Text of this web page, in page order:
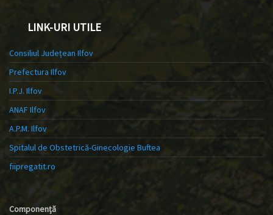
LINK-URI UTILE
Consiliul Județean Ilfov
Prefectura Ilfov
I.P.J. Ilfov
ANAF Ilfov
A.P.M. Ilfov
Spitalul de Obstetrică-Ginecologie Buftea
fiipregatit.ro
Componență